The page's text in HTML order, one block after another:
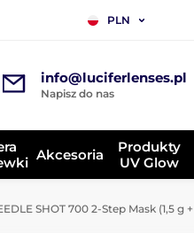
PLN
info@luciferlenses.pl
Napisz do nas
Akcesoria
Produkty
UV Glow
SHOT 700 2-Step Mask (1,5 g +